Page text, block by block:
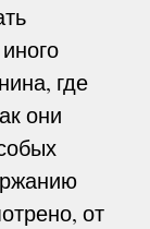
где
они
от